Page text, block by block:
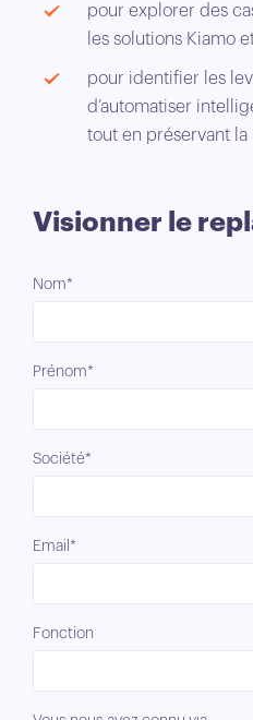
pour explorer des
les solutions Kiamo
pour identifier les
d’automatiser
tout en préservant la
Visionner le
Nom*
Prénom*
Société*
Email*
Fonction